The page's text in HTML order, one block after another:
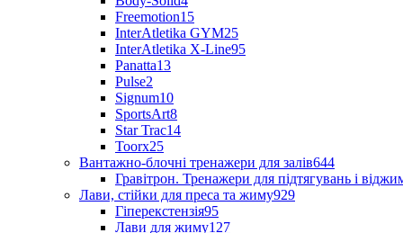
Freemotion15
InterAtletika GYM25
InterAtletika X-Line95
Panatta13
Pulse2
Signum10
SportsArt8
Star Trac14
Toorx25
Вантажно-блочні тренажери для залів644
Гравітрон. Тренажери для підтягувань і
Лави, стійки для преса та жиму929
Гіперекстензія95
Лави для жиму127